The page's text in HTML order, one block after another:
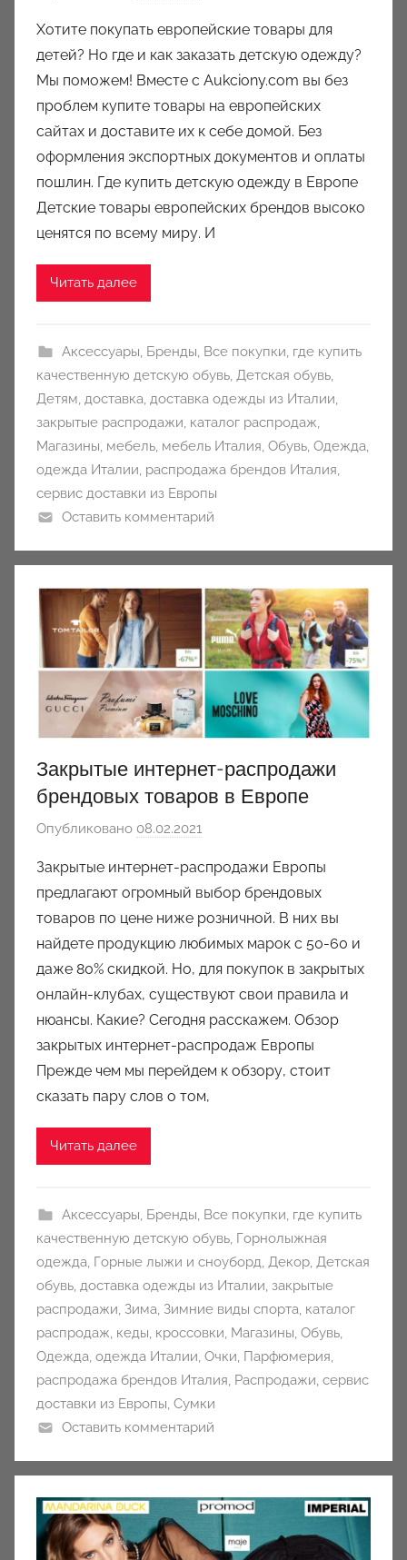
т
о
р
о
м
a
u
k
c
Хотите покупать европейские товары для
детей? Но где и как заказать детскую одежду?
Мы поможем! Вместе с Aukciony.com вы без
проблем купите товары на европейских
сайтах и доставите их к себе домой. Без
оформления экспортных документов и оплаты
пошлин. Где купить детскую одежду в Европе
Детские товары европейских брендов высоко
ценятся по всему миру. И
Читать далее
Аксессуары, Бренды, Все покупки, где купить
качественную детскую обувь, Детская обувь,
Детям, доставка, доставка одежды из Италии,
закрытые распродажи, каталог распродаж,
Магазины, мебель, мебель Италия, Обувь, Одежда,
одежда Италии, распродажа брендов Италия,
сервис доставки из Европы
Оставить комментарий
Закрытые интернет-распродажи
брендовых товаров в Европе
Опубликовано 08.02.2021
т
о
р
о
м
a
u
k
c
Закрытые интернет-распродажи Европы
предлагают огромный выбор брендовых
товаров по цене ниже розничной. В них вы
найдете продукцию любимых марок с 50-60 и
даже 80% скидкой. Но, для покупок в закрытых
онлайн-клубах, существуют свои правила и
нюансы. Какие? Сегодня расскажем. Обзор
закрытых интернет-распродаж Европы
Прежде чем мы перейдем к обзору, стоит
сказать пару слов о том,
Читать далее
Аксессуары, Бренды, Все покупки, где купить
качественную детскую обувь, Горнолыжная
одежда, Горные лыжи и сноуборд, Декор, Детская
обувь, доставка одежды из Италии, закрытые
распродажи, Зима, Зимние виды спорта, каталог
распродаж, кеды, кроссовки, Магазины, Обувь,
Одежда, одежда Италии, Очки, Парфюмерия,
распродажа брендов Италия, Распродажи, сервис
доставки из Европы, Сумки
Оставить комментарий